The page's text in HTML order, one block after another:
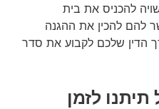
להכניס את בית
להם להכין את ההגנה
הדין שלכם לקבוע את סדר
לזמן